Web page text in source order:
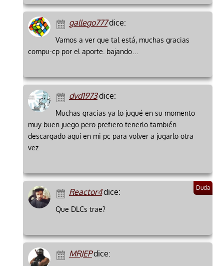
gallego777dice:
Vamos a ver que tal está, muchas gracias
compu-cp por el aporte. bajando…
dvd1973dice:
Muchas gracias ya lo jugué en su momento
muy buen juego pero prefiero tenerlo también
descargado aquí en mi pc para volver a jugarlo otra
vez
Reactor4dice:
Que DLCs trae?
MRJEPdice: